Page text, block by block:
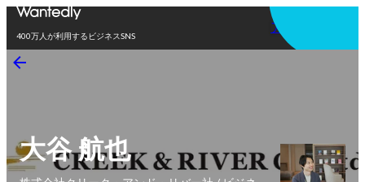
400万人が利用するビジネスSNS
アプリを使う
大谷 航也